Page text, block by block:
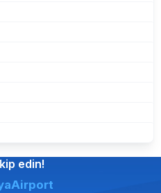
edin!